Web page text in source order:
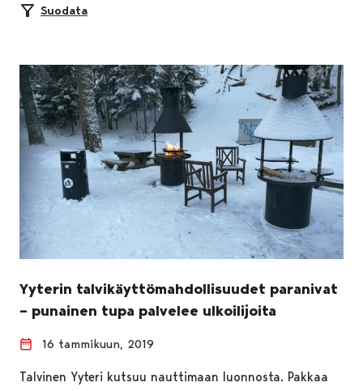
Suodata
Yyterin talvikäyttömahdollisuudet paranivat
– punainen tupa palvelee ulkoilijoita
16 tammikuun, 2019
Talvinen Yyteri kutsuu nauttimaan luonnosta. Pakkaa